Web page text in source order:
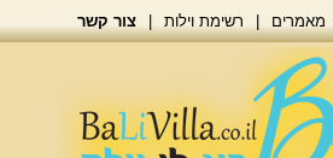
מאמרים רשימת וילות צור קשר